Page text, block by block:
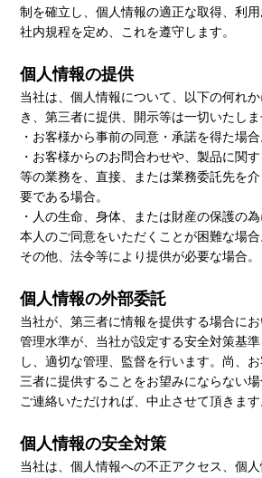
制を確立し、個人情報の適正な取得、利
社内規程を定め、これを遵守します。
個人情報の提供
当社は、個人情報について、以下の何れ
き、第三者に提供、開示等は一切いたしま
・お客様から事前の同意・承諾を得た場合
・お客様からのお問合わせや、製品に関
等の業務を、直接、または業務委託先を
要である場合。
・人の生命、身体、または財産の保護の
本人のご同意をいただくことが困難な場合
その他、法令等により提供が必要な場合。
個人情報の外部委託
当社が、第三者に情報を提供する場合に
管理水準が、当社が設定する安全対策基
し、適切な管理、監督を行います。尚、
三者に提供することをお望みにならない
ご連絡いただければ、中止させて頂きます
個人情報の安全対策
当社は、個人情報への不正アクセス、個人